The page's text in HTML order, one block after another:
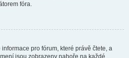
fóra.
pro fórum, které právě čtete, a
jsou zobrazeny nahoře na každé